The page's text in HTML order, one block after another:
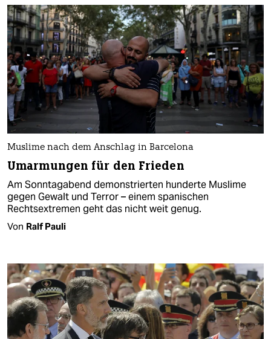
Muslime nach dem Anschlag in Barcelona
Umarmungen für den Frieden
Am Sonntagabend demonstrierten hunderte Muslime
gegen Gewalt und Terror – einem spanischen
Rechtsextremen geht das nicht weit genug.
Von Ralf Pauli